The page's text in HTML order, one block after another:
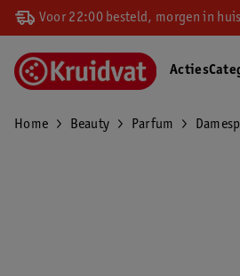
Voor 22:00 besteld, morgen in huis
Acties
Home Beauty Parfum